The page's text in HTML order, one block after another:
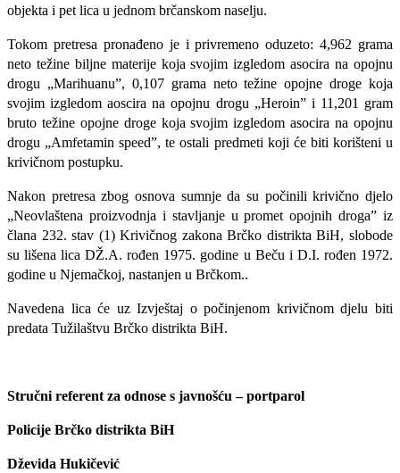
objekta i pet lica u jednom brčanskom naselju.
Tokom pretresa pronađeno je i privremeno oduzeto: 4,962 grama
neto težine biljne materije koja svojim izgledom asocira na opojnu
drogu „Marihuanu”, 0,107 grama neto težine opojne droge koja
svojim izgledom aoscira na opojnu drogu „Heroin” i 11,201 gram
bruto težine opojne droge koja svojim izgledom asocira na opojnu
drogu „Amfetamin speed”, te ostali predmeti koji će biti korišteni u
krivičnom postupku.
Nakon pretresa zbog osnova sumnje da su počinili krivično djelo
„Neovlaštena proizvodnja i stavljanje u promet opojnih droga” iz
člana 232. stav (1) Krivičnog zakona Brčko distrikta BiH, slobode
su lišena lica DŽ.A. rođen 1975. godine u Beču i D.I. rođen 1972.
godine u Njemačkoj, nastanjen u Brčkom..
Navedena lica će uz Izvještaj o počinjenom krivičnom djelu biti
predata Tužilaštvu Brčko distrikta BiH.
Stručni referent za odnose s javnošću – portparol
Policije Brčko distrikta BiH
Dževida Hukičević